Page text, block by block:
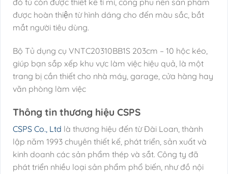
đó tủ còn được thiết kế tỉ mỉ, công phu nên sản phẩm
được hoàn thiện từ hình dáng cho đến màu sắc, bắt
mắt người tiêu dùng.
Bộ Tủ dụng cụ VNTC20310BB1S 203cm – 10 hộc kéo,
giúp bạn sắp xếp khu vực làm việc hiệu quả, là một
trang bị cần thiết cho nhà máy, garage, cửa hàng hay
văn phòng làm việc
Thông tin thương hiệu CSPS
CSPS Co., Ltd là thương hiệu đến từ Đài Loan, thành
lập năm 1993 chuyên thiết kế, phát triển, sản xuất và
kinh doanh các sản phẩm thép và sắt. Công ty đã
phát triển nhiều loại sản phẩm phổ biến, như đồ nội